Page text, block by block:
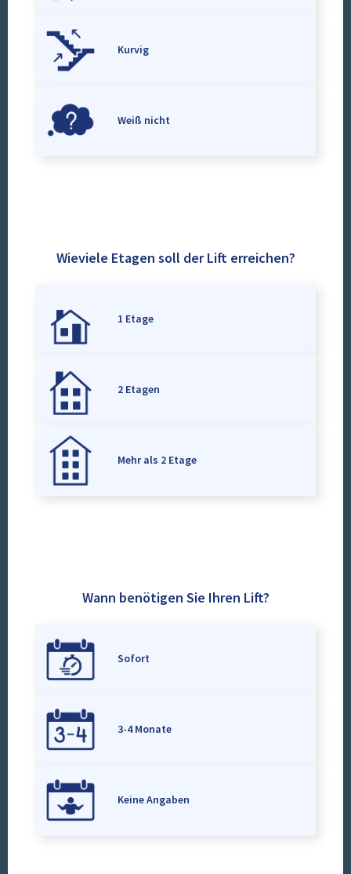
Kurvig
Weiß nicht
Wieviele Etagen soll der Lift erreichen?
1 Etage
2 Etagen
Mehr als 2 Etage
Wann benötigen Sie Ihren Lift?
Sofort
3-4 Monate
Keine Angaben